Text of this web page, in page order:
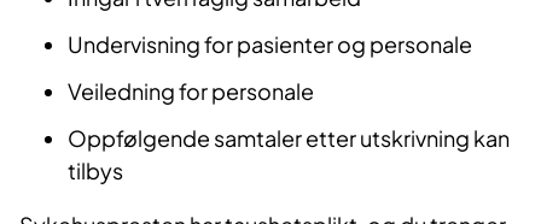
Undervisning for pasienter og personale
Veiledning for personale
Oppfølgende samtaler etter utskrivning kan
tilbys